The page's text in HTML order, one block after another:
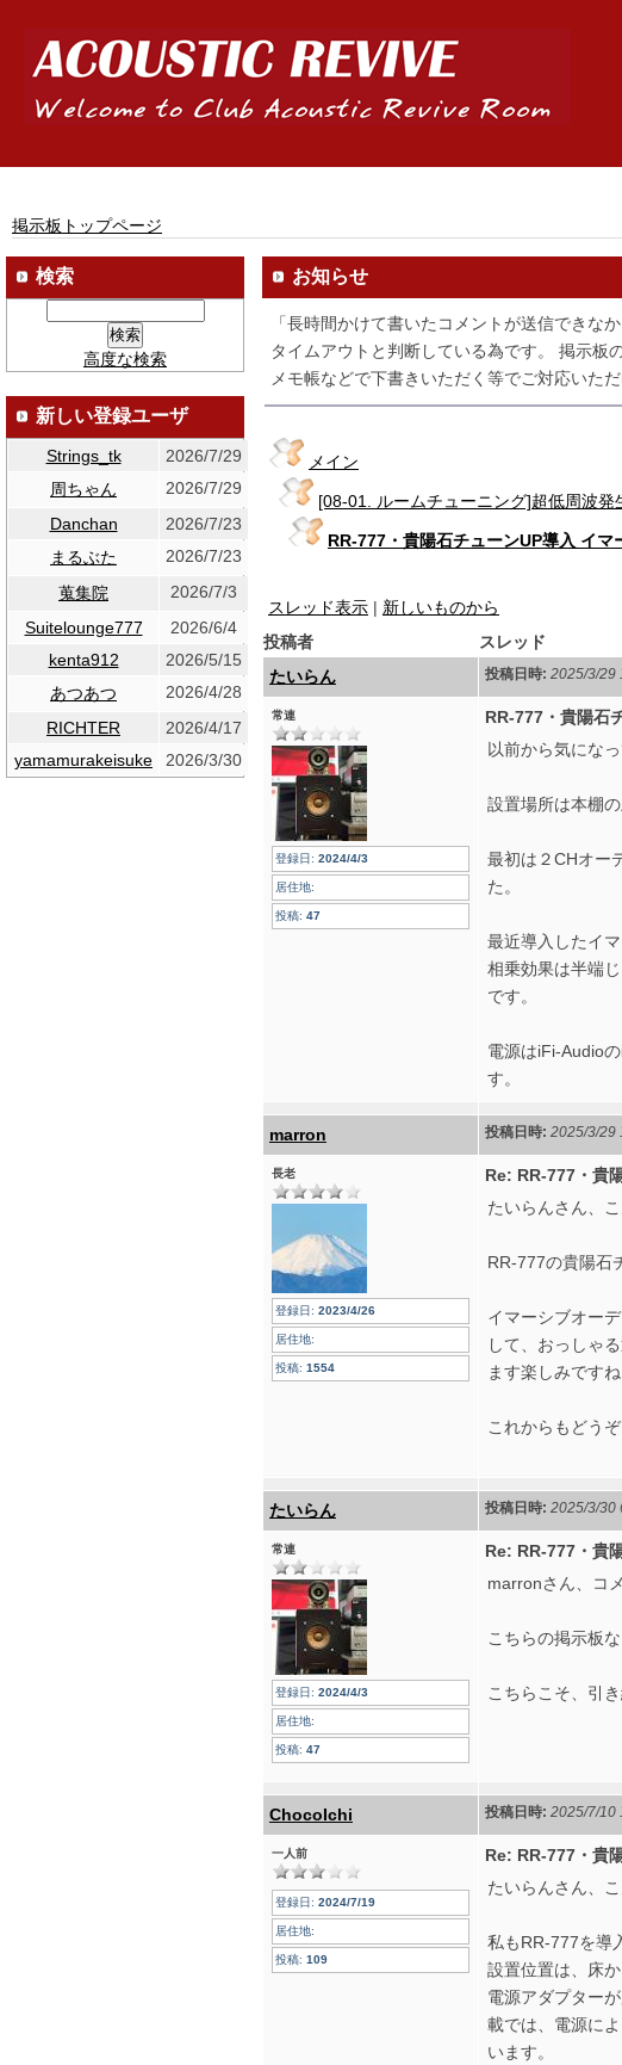
掲示板トップページ
お知らせ
「長時間かけて書いたコメントが送信できな
タイムアウトと判断している為です。 掲示板
メモ帳などで下書きいただく等でご対応いた
メイン
[08-01. ルームチューニング]超低周波
RR-777・貴陽石チューンUP導入 イマ
スレッド表示 | 新しいものから
投稿者
スレッド
たいらん
投稿日時: 2025/3/29
常連
登録日: 2024/4/3
居住地:
投稿: 47
RR-777・貴陽石
以前から気にな
設置場所は本棚
最初は２CHオー
た。
最近導入したイ
相乗効果は半端
です。
電源はiFi-Audio
す。
marron 投稿日時: 2025/3/29
長老
登録日: 2023/4/26
居住地:
投稿: 1554
Re: RR-777・貴
たいらんさん、こ
RR-777の貴陽石
イマーシブオー
して、おっしゃ
ます楽しみですね
これからもどう
たいらん 投稿日時: 2025/3/30
常連
登録日: 2024/4/3
居住地:
投稿: 47
Re: RR-777・貴
marronさん、コ
こちらの掲示板
こちらこそ、引
ChocoIchi 投稿日時: 2025/7/10
一人前
登録日: 2024/7/19
居住地:
投稿: 109
Re: RR-777・貴
たいらんさん、こ
私もRR-777を導
設置位置は、床か
電源アダプター
載では、電源に
います。
検索
高度な検索
新しい登録ユーザ
Strings_tk
2026/7/29
周ちゃん
2026/7/29
Danchan
2026/7/23
まるぶた
2026/7/23
蒐集院
2026/7/3
Suitelounge777
2026/6/4
kenta912
2026/5/15
あつあつ
2026/4/28
RICHTER
2026/4/17
yamamurakeisuke
2026/3/30